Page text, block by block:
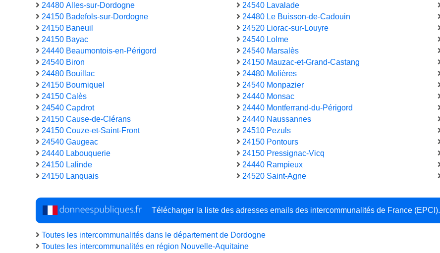
24480 Alles-sur-Dordogne
24150 Badefols-sur-Dordogne
24150 Baneuil
24150 Bayac
24440 Beaumontois-en-Périgord
24540 Biron
24480 Bouillac
24150 Bourniquel
24150 Calès
24540 Capdrot
24150 Cause-de-Clérans
24150 Couze-et-Saint-Front
24540 Gaugeac
24440 Labouquerie
24150 Lalinde
24150 Lanquais
24540 Lavalade
24480 Le Buisson-de-Cadouin
24520 Liorac-sur-Louyre
24540 Lolme
24540 Marsalès
24150 Mauzac-et-Grand-Castang
24480 Molières
24540 Monpazier
24440 Monsac
24440 Montferrand-du-Périgord
24440 Naussannes
24510 Pezuls
24150 Pontours
24150 Pressignac-Vicq
24440 Rampieux
24520 Saint-Agne
Télécharger la liste des adresses emails des intercommunalités de France (EPCI).
Toutes les intercommunalités dans le département de Dordogne
Toutes les intercommunalités en région Nouvelle-Aquitaine